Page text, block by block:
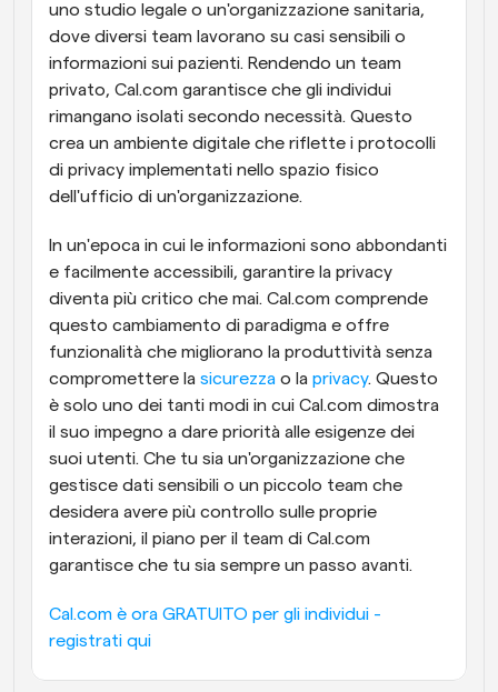
uno studio legale o un'organizzazione sanitaria,
dove diversi team lavorano su casi sensibili o
informazioni sui pazienti. Rendendo un team
privato, Cal.com garantisce che gli individui
rimangano isolati secondo necessità. Questo
crea un ambiente digitale che riflette i protocolli
di privacy implementati nello spazio fisico
dell'ufficio di un'organizzazione.
In un'epoca in cui le informazioni sono abbondanti
e facilmente accessibili, garantire la privacy
diventa più critico che mai. Cal.com comprende
questo cambiamento di paradigma e offre
funzionalità che migliorano la produttività senza
compromettere la sicurezza o la privacy. Questo
è solo uno dei tanti modi in cui Cal.com dimostra
il suo impegno a dare priorità alle esigenze dei
suoi utenti. Che tu sia un'organizzazione che
gestisce dati sensibili o un piccolo team che
desidera avere più controllo sulle proprie
interazioni, il piano per il team di Cal.com
garantisce che tu sia sempre un passo avanti.
Cal.com è ora GRATUITO per gli individui -
registrati qui